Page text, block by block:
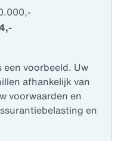
voorbeeld. Uw
afhankelijk van
voorwaarden en
en